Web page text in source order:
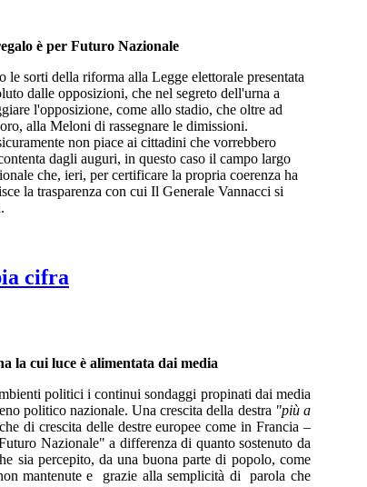
è per Futuro Nazionale
sorti della riforma alla Legge elettorale presentata
dalle opposizioni, che nel segreto dell'urna a
l'opposizione, come allo stadio, che oltre ad
alla Meloni di rassegnare le dimissioni.
non piace ai cittadini che vorrebbero
dagli auguri, in questo caso il campo largo
che, ieri, per certificare la propria coerenza ha
la trasparenza con cui Il Generale Vannacci si
cifra
la cui luce è alimentata dai media
politici i continui sondaggi propinati dai media
politico nazionale. Una crescita della destra "più a
di crescita delle destre europee come in Francia –
Nazionale" a differenza di quanto sostenuto da
sia percepito, da una buona parte di popolo, come
mantenute e grazie alla semplicità di parola che